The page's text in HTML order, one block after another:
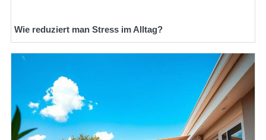
Wie reduziert man Stress im Alltag?